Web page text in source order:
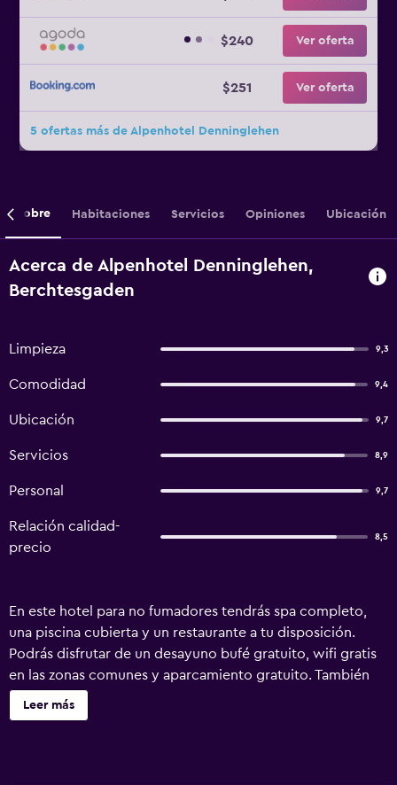
$240 Ver oferta
$251 Ver oferta
5 ofertas más de Alpenhotel Denninglehen
Sobre Habitaciones Servicios Opiniones Ubicación
Acerca de Alpenhotel Denninglehen,
Berchtesgaden
Limpieza 9,3
Comodidad 9,4
Ubicación 9,7
Servicios 8,9
Personal 9,7
Relación calidad-
precio
8,5
En este hotel para no fumadores tendrás spa completo,
una piscina cubierta y un restaurante a tu disposición.
Podrás disfrutar de un desayuno bufé gratuito, wifi gratis
en las zonas comunes y aparcamiento gratuito. También
encontrarás un bar o lounge, un bar-cafetería y una sauna.
Alpenhotel Denninglehen ofrece 24 alojamientos con
Leer más